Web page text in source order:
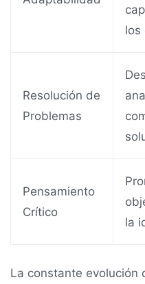
los
Resolución de
Problemas
Pensamiento
Crítico
la
La constante evolución